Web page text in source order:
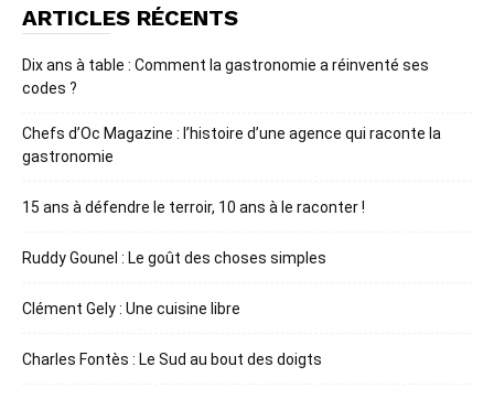
ARTICLES RÉCENTS
Dix ans à table : Comment la gastronomie a réinventé ses
codes ?
Chefs d’Oc Magazine : l’histoire d’une agence qui raconte la
gastronomie
15 ans à défendre le terroir, 10 ans à le raconter !
Ruddy Gounel : Le goût des choses simples
Clément Gely : Une cuisine libre
Charles Fontès : Le Sud au bout des doigts